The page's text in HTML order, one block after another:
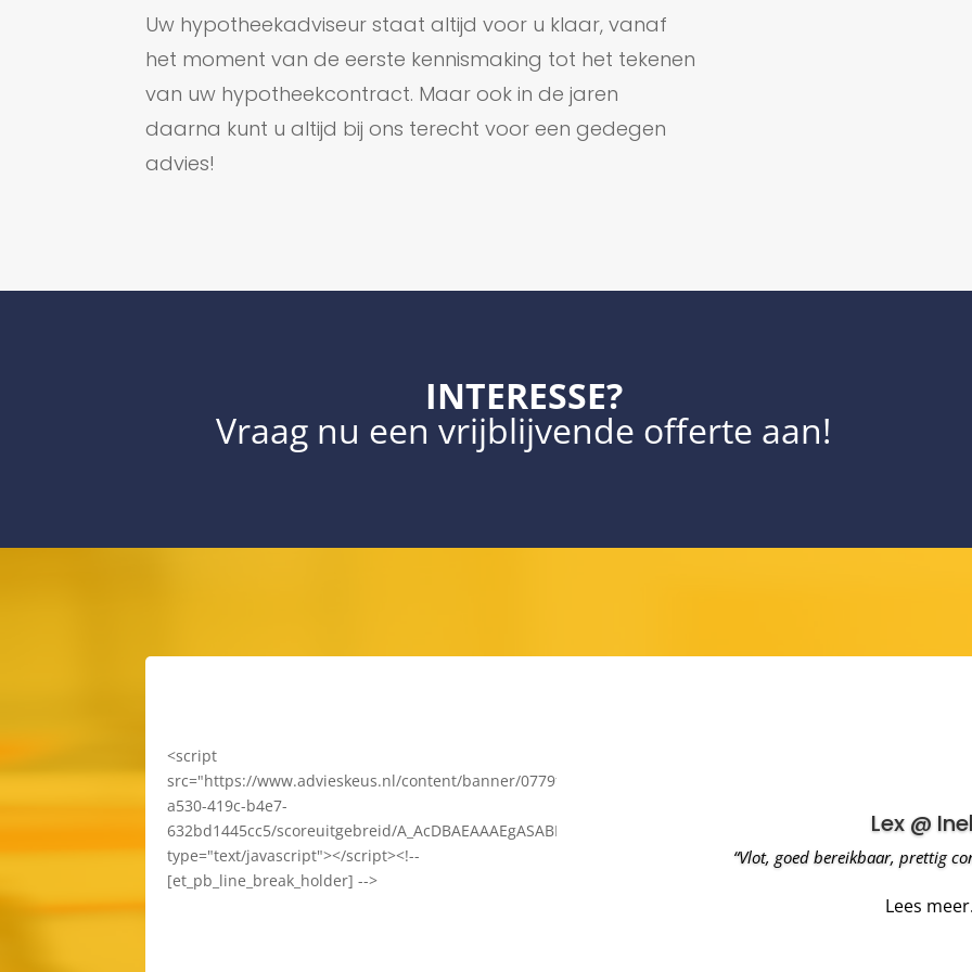
Uw hypotheekadviseur staat altijd voor u klaar, vanaf
het moment van de eerste kennismaking tot het tekenen
van uw hypotheekcontract. Maar ook in de jaren
daarna kunt u altijd bij ons terecht voor een gedegen
advies!
INTERESSE?
Vraag nu een vrijblijvende offerte aan!
<script
src="https://www.advieskeus.nl/content/banner/0779f9ed-
a530-419c-b4e7-
632bd1445cc5/scoreuitgebreid/A_AcDBAEAAAEgASABIAEgEBFzaWJyZW4tZWtlbG1hbnMAAA/"
type="text/javascript"></script><!--
[et_pb_line_break_holder] -->
Karel:
“De adviseur geeft duidelijk aan wat de
grondig dossier naar de geldverstrekker.